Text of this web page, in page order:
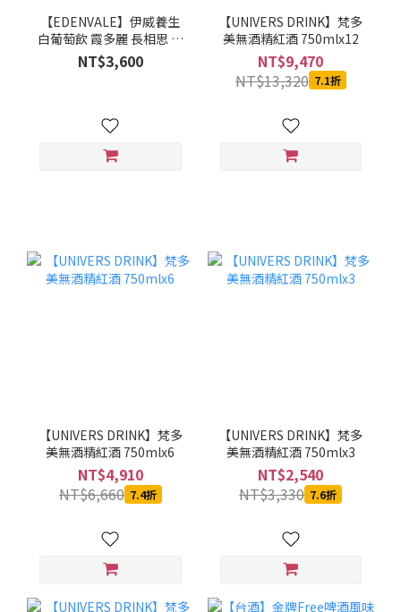
【EDENVALE】伊威養生
白葡萄飲 霞多麗 長相思 無
酒精白酒 6入組
NT$3,600
【UNIVERS DRINK】梵多
美無酒精紅酒 750mlx12
NT$9,470
NT$13,320 7.1折
【UNIVERS DRINK】梵多
美無酒精紅酒 750mlx6
NT$4,910
NT$6,660 7.4折
【UNIVERS DRINK】梵多
美無酒精紅酒 750mlx3
NT$2,540
NT$3,330 7.6折